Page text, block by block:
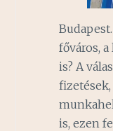
főváros,
is? A
is, ezen